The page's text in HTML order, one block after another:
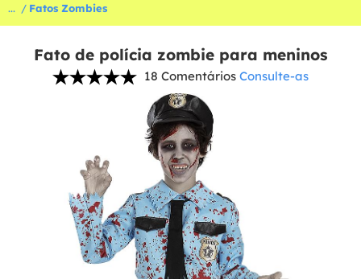
... Fatos Zombies
Fato de polícia zombie para meninos
18 Comentários Consulte-as